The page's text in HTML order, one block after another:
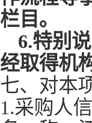
栏目。
6.特别
经取得机
七、对本
1.采购人